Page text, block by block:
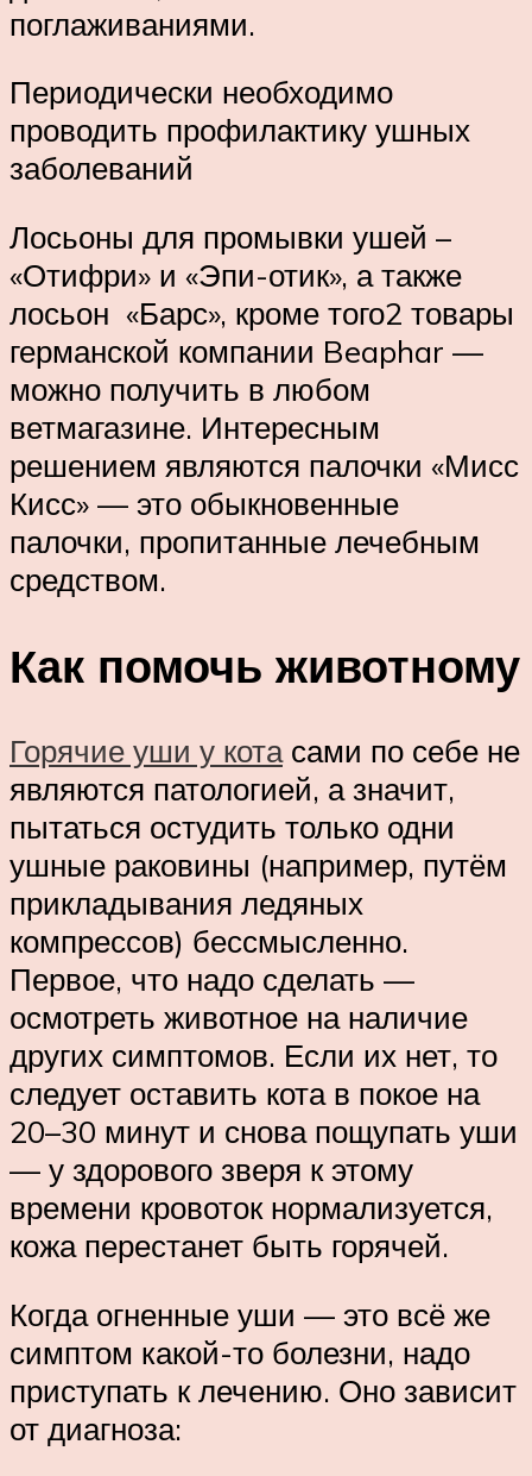
поглаживаниями.
Периодически необходимо
проводить профилактику ушных
заболеваний
Лосьоны для промывки ушей –
«Отифри» и «Эпи-отик», а также
лосьон «Барс», кроме того2 товары
германской компании Beaphar —
можно получить в любом
ветмагазине. Интересным
решением являются палочки «Мисс
Кисс» — это обыкновенные
палочки, пропитанные лечебным
средством.
Как помочь животному
Горячие уши у котасами по себе не
являются патологией, а значит,
пытаться остудить только одни
ушные раковины (например, путём
прикладывания ледяных
компрессов) бессмысленно.
Первое, что надо сделать —
осмотреть животное на наличие
других симптомов. Если их нет, то
следует оставить кота в покое на
20–30 минут и снова пощупать уши
— у здорового зверя к этому
времени кровоток нормализуется,
кожа перестанет быть горячей.
Когда огненные уши — это всё же
симптом какой-то болезни, надо
приступать к лечению. Оно зависит
от диагноза: